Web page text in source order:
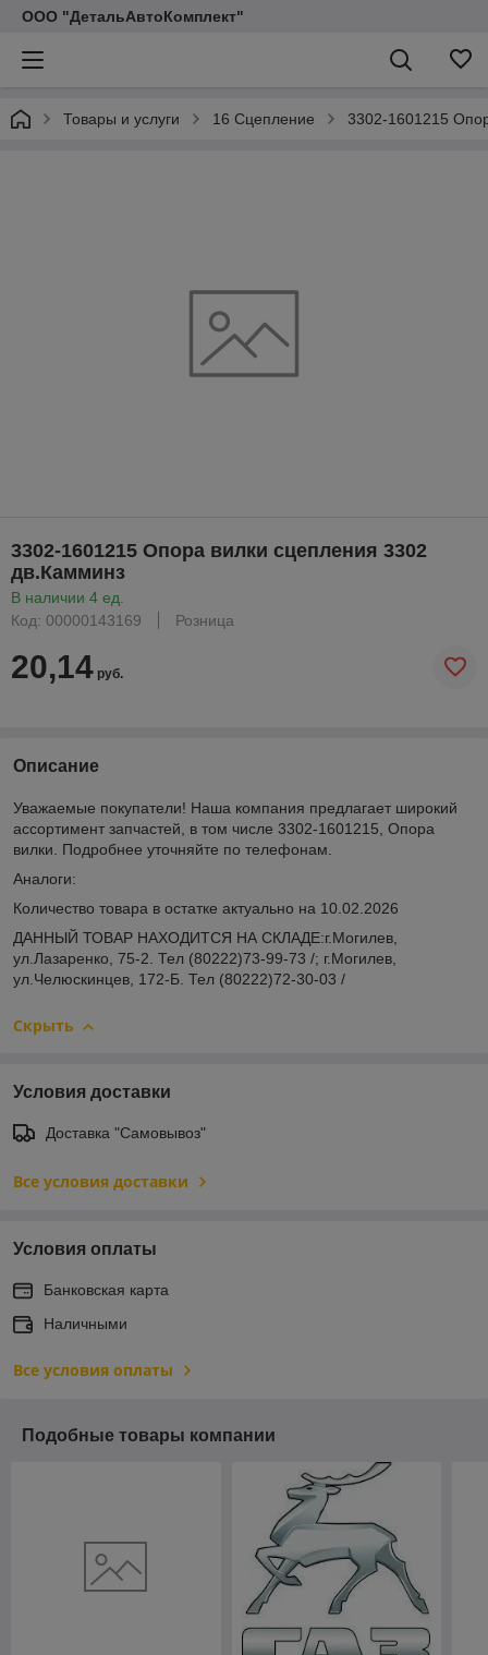
ООО "ДетальАвтоКомплект"
Товары и услуги 16 Сцепление 3302-1601215
3302-1601215 Опора вилки сцепления 3302
дв.Камминз
В наличии 4 ед.
Код: 00000143169
Розница
20,14 руб.
Описание
Уважаемые покупатели! Наша компания предлагает широкий
ассортимент запчастей, в том числе 3302-1601215, Опора
вилки. Подробнее уточняйте по телефонам.
Аналоги:
Количество товара в остатке актуально на 10.02.2026
ДАННЫЙ ТОВАР НАХОДИТСЯ НА СКЛАДE:г.Могилев,
ул.Лазаренко, 75-2. Тел (80222)73-99-73 /; г.Могилев,
ул.Челюскинцев, 172-Б. Тел (80222)72-30-03 /
Скрыть
Условия доставки
Доставка "Самовывоз"
Все условия доставки
Условия оплаты
Банковская карта
Наличными
Все условия оплаты
Подобные товары компании